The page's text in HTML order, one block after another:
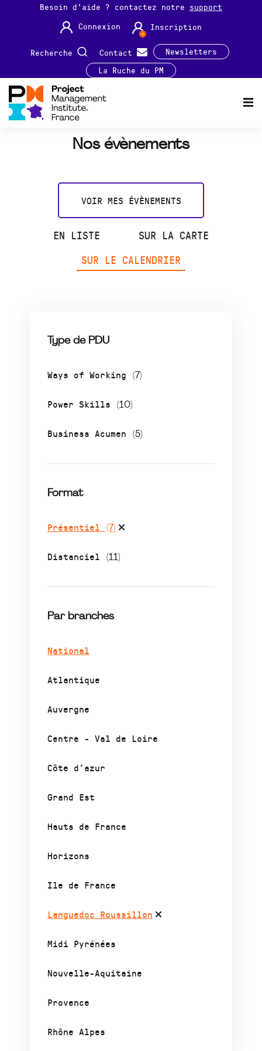
Besoin d'aide ? contactez notre support
Connexion
Inscription
Recherche Contact
Newsletters
La Ruche du PM
Nos évènements
VOIR MES ÉVÈNEMENTS
EN LISTE
SUR LA CARTE
SUR LE CALENDRIER
Type de PDU
Ways of Working (7)
Power Skills (10)
Business Acumen (5)
Format
Présentiel (7)
Distanciel (11)
Par branches
National
Atlantique
Auvergne
Centre - Val de Loire
Côte d’azur
Grand Est
Hauts de France
Horizons
Ile de France
Languedoc Roussillon
Midi Pyrénées
Nouvelle-Aquitaine
Provence
Rhône Alpes